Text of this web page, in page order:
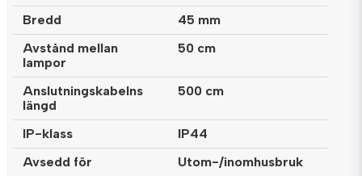
Bredd
45 mm
Avstånd mellan
lampor
50 cm
Anslutningskabelns
längd
500 cm
IP-klass
IP44
Avsedd för
Utom-/inomhusbruk